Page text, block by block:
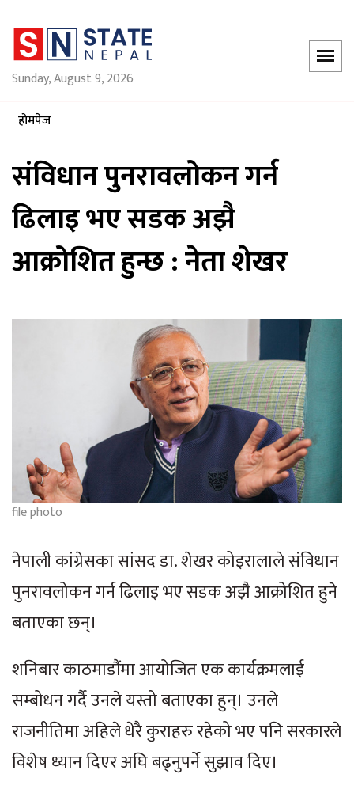
Sunday, August 9, 2026
होमपेज
संविधान पुनरावलोकन गर्न
ढिलाइ भए सडक अझै
आक्रोशित हुन्छ : नेता शेखर
file photo
नेपाली कांग्रेसका सांसद डा. शेखर कोइरालाले संविधान
पुनरावलोकन गर्न ढिलाइ भए सडक अझै आक्रोशित हुने
बताएका छन्।
शनिबार काठमाडौंमा आयोजित एक कार्यक्रमलाई
सम्बोधन गर्दै उनले यस्तो बताएका हुन्। उनले
राजनीतिमा अहिले धेरै कुराहरु रहेको भए पनि सरकारले
विशेष ध्यान दिएर अघि बढ्नुपर्ने सुझाव दिए।